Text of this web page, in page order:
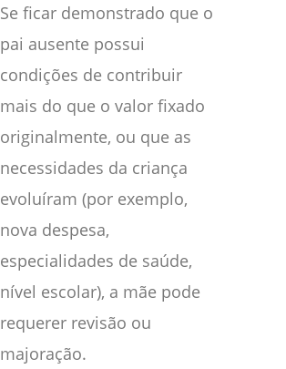
Se ficar demonstrado que o
pai ausente possui
condições de contribuir
mais do que o valor fixado
originalmente, ou que as
necessidades da criança
evoluíram (por exemplo,
nova despesa,
especialidades de saúde,
nível escolar), a mãe pode
requerer revisão ou
majoração.